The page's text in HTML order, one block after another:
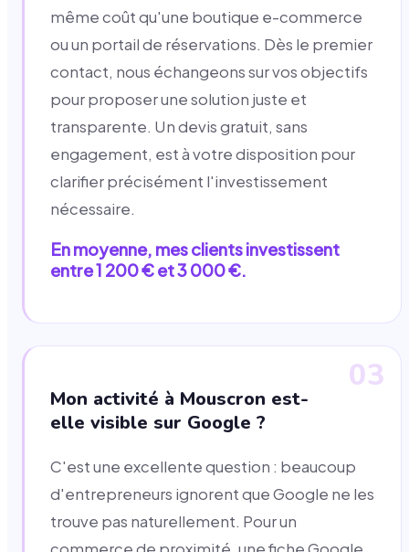
même coût qu'une boutique e-commerce
ou un portail de réservations. Dès le premier
contact, nous échangeons sur vos objectifs
pour proposer une solution juste et
transparente. Un devis gratuit, sans
engagement, est à votre disposition pour
clarifier précisément l'investissement
nécessaire.
En moyenne, mes clients investissent
entre 1 200 € et 3 000 €.
03
Mon activité à Mouscron est-
elle visible sur Google ?
C'est une excellente question : beaucoup
d'entrepreneurs ignorent que Google ne les
trouve pas naturellement. Pour un